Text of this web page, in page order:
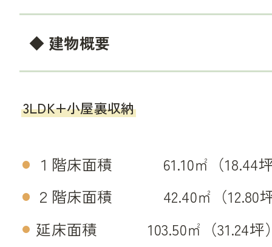
◆ 建物概要
3LDK+小屋裏収納
１階床面積 61.10㎡（18.44
２階床面積 42.40㎡（12.80
延床面積 103.50㎡（31.24坪